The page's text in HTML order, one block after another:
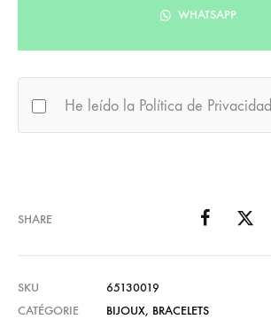
WHATSAPP
He leído la Política de Privacidad
SHARE
SKU
65130019
CATÉGORIE
BIJOUX, BRACELETS